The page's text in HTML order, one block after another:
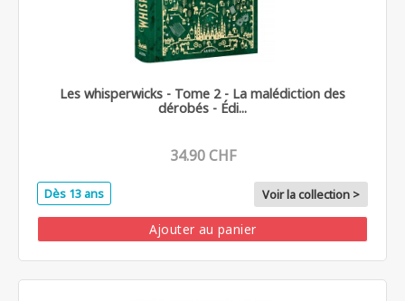
Les whisperwicks - Tome 2 - La malédiction des
dérobés - Édi...
34.90 CHF
Dès 13 ans Voir la collection >
Ajouter au panier